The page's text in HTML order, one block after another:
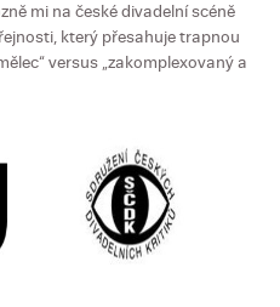
mi na české divadelní scéně
který přesahuje trapnou
versus „zakomplexovaný a